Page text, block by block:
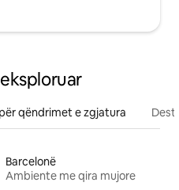
qëndrimet e zgjatura
Barcelonë
Ambiente me qira mujore